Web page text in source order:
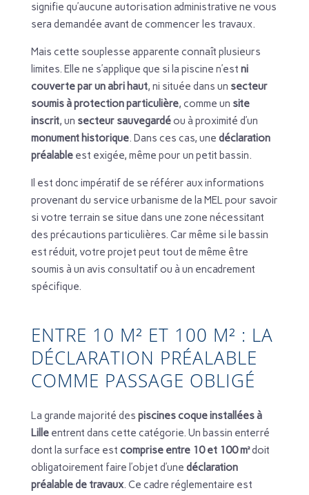
signifie qu’aucune autorisation administrative ne vous
sera demandée avant de commencer les travaux.
Mais cette souplesse apparente connaît plusieurs
limites. Elle ne s’applique que si la piscine n’est ni
couverte par un abri haut, ni située dans un secteur
soumis à protection particulière, comme un site
inscrit, un secteur sauvegardéou à proximité d’un
monument historique. Dans ces cas, une déclaration
préalableest exigée, même pour un petit bassin.
Il est donc impératif de se référer aux informations
provenant du service urbanisme de la MEL pour savoir
si votre terrain se situe dans une zone nécessitant
des précautions particulières. Car même si le bassin
est réduit, votre projet peut tout de même être
soumis à un avis consultatif ou à un encadrement
spécifique.
ENTRE 10 M² ET 100 M² : LA
DÉCLARATION PRÉALABLE
COMME PASSAGE OBLIGÉ
La grande majorité des piscines coque installées à
Lilleentrent dans cette catégorie. Un bassin enterré
dont la surface est comprise entre 10 et 100 m²doit
obligatoirement faire l’objet d’une déclaration
préalable de travaux. Ce cadre réglementaire est